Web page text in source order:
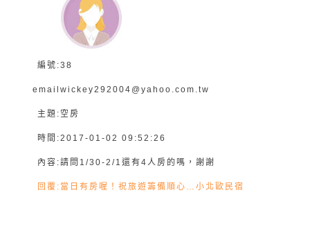
編號:38
email wickey292004@yahoo.com.tw
主題: 空房
時間:2017-01-02 09:52:26
內容:請問1/30-2/1還有4人房的嗎，謝謝
回覆: 當日有房喔！祝旅遊籌備順心…小北歐民宿